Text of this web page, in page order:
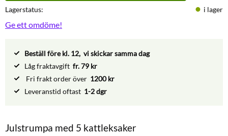
Lagerstatus i lager
Ge ett omdöme!
Beställ före kl. 12, vi skickar samma dag
Låg fraktavgift fr. 79 kr
Fri frakt order över 1200 kr
Leveranstid oftast 1-2 dgr
Julstrumpa med 5 kattleksaker